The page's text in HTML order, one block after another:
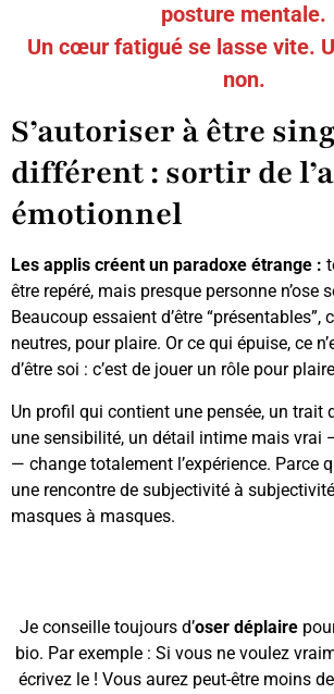
posture mentale.
Un cœur fatigué se lasse vite.
non.
S’autoriser à être
différent : sortir de
émotionnel
Les applis créent un paradoxe étrange :
être repéré, mais presque personne n’ose
Beaucoup essaient d’être “présentables”,
neutres, pour plaire. Or ce qui épuise, ce
d’être soi : c’est de jouer un rôle pour
Un profil qui contient une pensée, un trait
une sensibilité, un détail intime mais vrai
— change totalement l’expérience. Parce
une rencontre de subjectivité à
masques à masques.
Je conseille toujours d’oser déplaire
bio. Par exemple : Si vous ne voulez
écrivez le ! Vous aurez peut-être moins